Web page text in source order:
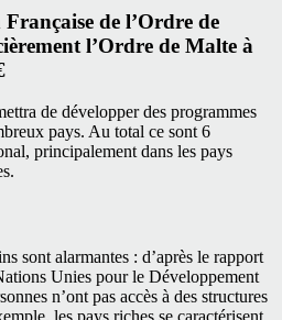
de l’Ordre de
l’Ordre de Malte à
de développer des programmes
pays. Au total ce sont 6
principalement dans les pays
sont alarmantes : d’après le rapport
Unies pour le Développement
n’ont pas accès à des structures
les pays riches se caractérisent